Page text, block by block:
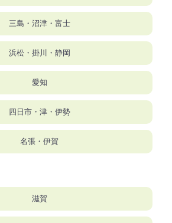
三島・沼津・富士
浜松・掛川・静岡
愛知
四日市・津・伊勢
名張・伊賀
滋賀